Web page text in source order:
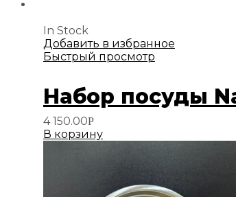
In Stock
Добавить в избранное
Быстрый просмотр
Набор посуды
4 150.00Р
В корзину